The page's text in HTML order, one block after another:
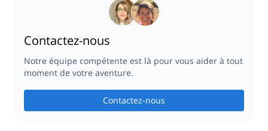
Contactez-nous
Notre équipe compétente est là pour vous aider à tout
moment de votre aventure.
Contactez-nous